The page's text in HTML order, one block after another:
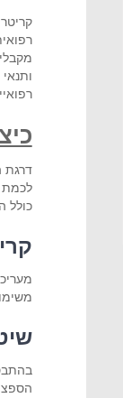
דרגת
לכמת
כולל